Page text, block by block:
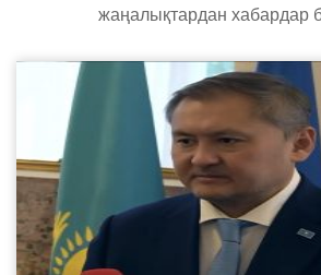
жаңалықтардан хабардар